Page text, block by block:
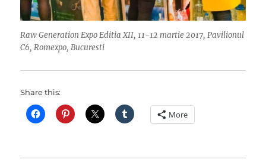
Raw Generation Expo Editia XII, 11-12 martie 2017, Pavilionul
C6, Romexpo, Bucuresti
Share this:
More